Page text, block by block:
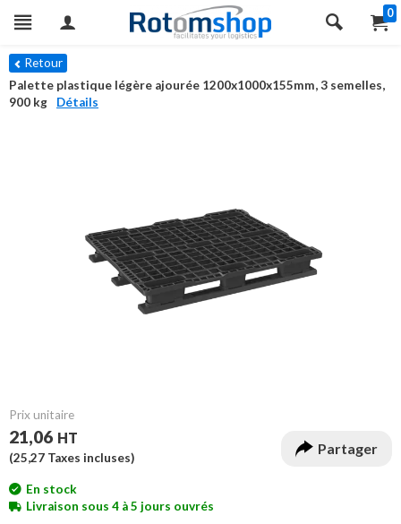
0
Retour
Palette plastique légère ajourée 1200x1000x155mm, 3 semelles,
900 kg
Détails
Prix unitaire
21,06 HT
(25,27 Taxes incluses)
Partager
En stock
Livraison sous 4 à 5 jours ouvrés